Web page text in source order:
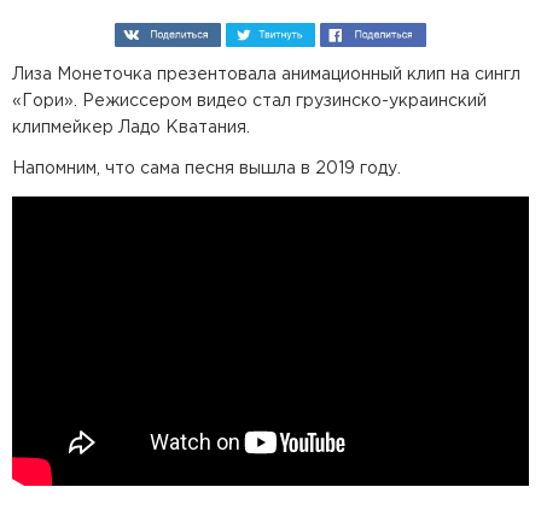
Лиза Монеточка презентовала анимационный клип на сингл
«Гори». Режиссером видео стал грузинско-украинский
клипмейкер Ладо Кватания.
Напомним, что сама песня вышла в 2019 году.